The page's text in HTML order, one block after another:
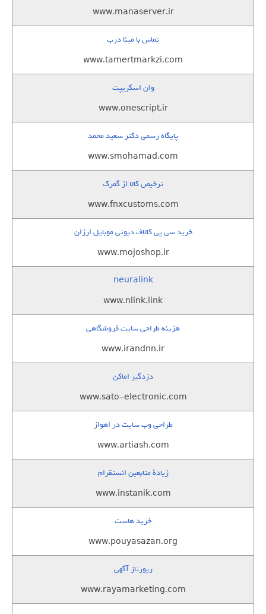
www.manaserver.ir
تماس با مینا درب
www.tamertmarkzi.com
وان اسکریپت
www.onescript.ir
پایگاه رسمی دکتر سعید محمد
www.smohamad.com
ترخیص کالا از گمرک
www.fnxcustoms.com
خرید سی پی کالاف دیوتی موبایل ارزان
www.mojoshop.ir
neuralink
www.nlink.link
هزینه طراحی سایت فروشگاهی
www.irandnn.ir
دزدگیر اماکن
www.sato-electronic.com
طراحی وب سایت در اهواز
www.artiash.com
زيادة متابعين انستقرام
www.instanik.com
خرید هاست
www.pouyasazan.org
رپورتاژ آگهی
www.rayamarketing.com